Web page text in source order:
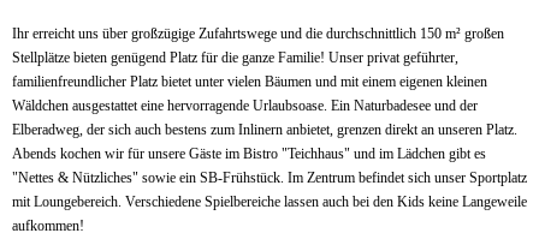
Ihr erreicht uns über großzügige Zufahrtswege und die durchschnittlich 150 m² großen
Stellplätze bieten genügend Platz für die ganze Familie! Unser privat geführter,
familienfreundlicher Platz bietet unter vielen Bäumen und mit einem eigenen kleinen
Wäldchen ausgestattet eine hervorragende Urlaubsoase. Ein Naturbadesee und der
Elberadweg, der sich auch bestens zum Inlinern anbietet, grenzen direkt an unseren Platz.
Abends kochen wir für unsere Gäste im Bistro "Teichhaus" und im Lädchen gibt es
"Nettes & Nützliches" sowie ein SB-Frühstück. Im Zentrum befindet sich unser Sportplatz
mit Loungebereich. Verschiedene Spielbereiche lassen auch bei den Kids keine Langeweile
aufkommen!